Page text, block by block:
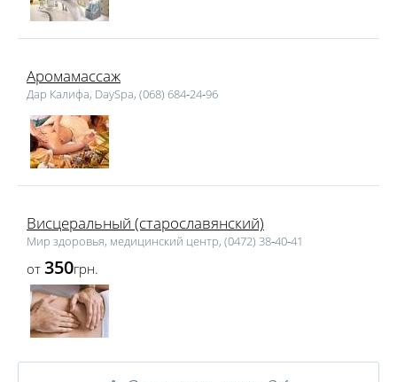
Аромамассаж
Дар Калифа, DaySpa, (068) 684‑24‑96
Висцеральный (старославянский)
Мир здоровья, медицинский центр, (0472) 38‑40‑41
от 350грн.